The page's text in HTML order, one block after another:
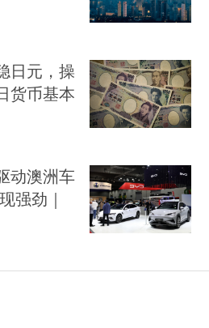
日元，操
货币基本
动澳洲车
强劲｜